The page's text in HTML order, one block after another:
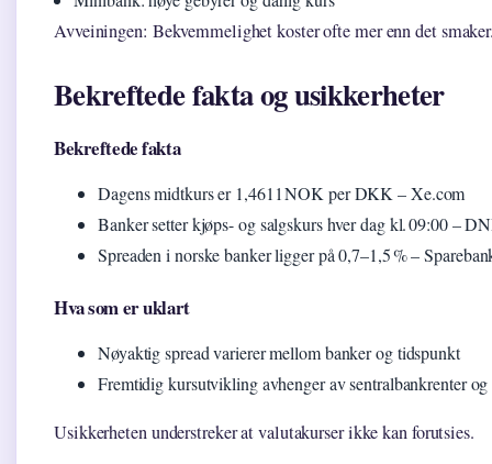
Avveiningen: Bekvemmelighet koster ofte mer enn det
Bekreftede fakta og usikkerheter
Bekreftede fakta
Dagens midtkurs er 1,4611 NOK per DKK – Xe.com
Banker setter kjøps- og salgskurs hver dag kl. 09:00 –
Spreaden i norske banker ligger på 0,7–1,5 % –
Hva som er uklart
Nøyaktig spread varierer mellom banker og tidspunkt
Fremtidig kursutvikling avhenger av sentralbankrenter
Usikkerheten understreker at valutakurser ikke kan forutsies.